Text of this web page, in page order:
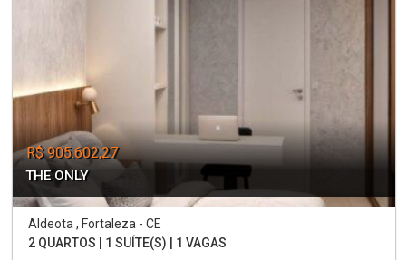
R$ 905.602,27
THE ONLY
Aldeota , Fortaleza - CE
2 QUARTOS | 1 SUÍTE(S) | 1 VAGAS